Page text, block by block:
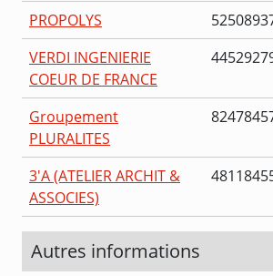
PROPOLYS
VERDI INGENIERIE
COEUR DE FRANCE
Groupement
PLURALITES
3'A (ATELIER ARCHIT &
ASSOCIES)
Autres informations